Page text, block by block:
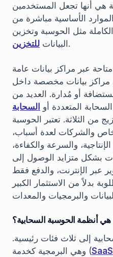
هي أنها تجعل المستخدمين
الأساسية مباشرة من
الكاملة مثل الحوسبة وتخزين
البيانات للتخزين .
متاحة عبر مراكز بيانات عامة
مراكز بيانات مخصصة داخل
أو مُدارة. العديد من
المتعددة أو السحابة
من الثلاثة. تعتبر الحوسبة
والشركات لعدة أسباب،
والسرعة والكفاءة،
بشكل متزايد الوصول إلى
عبر الإنترنت، والدفع فقط
بدلاً من الاستثمار الكبير
هي أنظمة الحوسبة السحابية؟
إلى ثلاث فئات رئيسية.
وهي البرمجية كخدمة (SaaS